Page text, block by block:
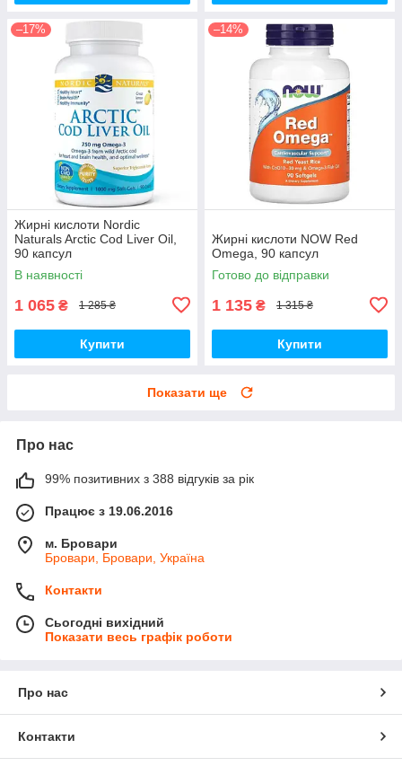
–17%
Жирні кислоти Nordic
Naturals Arctic Cod Liver Oil,
90 капсул
В наявності
1 065 ₴ 1 285 ₴
Купити
–14%
Жирні кислоти NOW Red
Omega, 90 капсул
Готово до відправки
1 135 ₴ 1 315 ₴
Купити
Показати ще
Про нас
99% позитивних з 388 відгуків за рік
Працює з 19.06.2016
м. Бровари
Бровари, Бровари, Україна
Контакти
Сьогодні вихідний
Показати весь графік роботи
Про нас
Контакти